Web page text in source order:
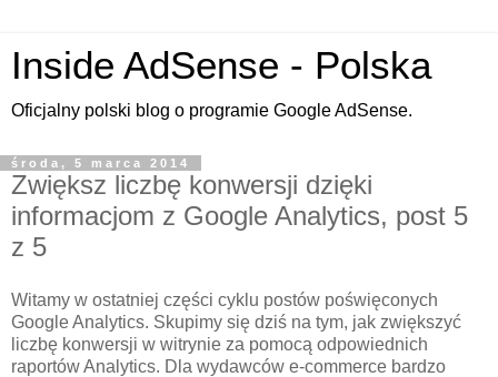
Inside AdSense - Polska
Oficjalny polski blog o programie Google AdSense.
środa, 5 marca 2014
Zwiększ liczbę konwersji dzięki
informacjom z Google Analytics, post 5
z 5
Witamy w ostatniej części cyklu postów poświęconych
Google Analytics. Skupimy się dziś na tym, jak zwiększyć
liczbę konwersji w witrynie za pomocą odpowiednich
raportów Analytics. Dla wydawców e-commerce bardzo